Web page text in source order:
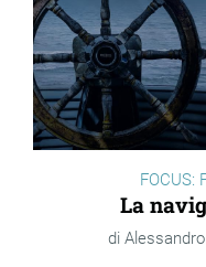
FOCUS:
La